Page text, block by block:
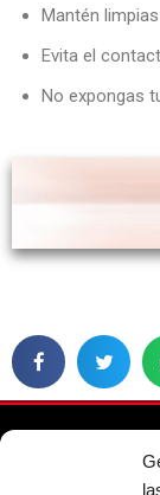
Mantén
Evita el
No expongas